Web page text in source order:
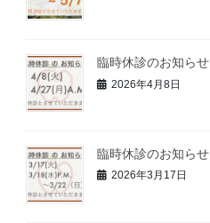
臨時休診のお知らせ
2026年4月8日
臨時休診のお知らせ
2026年3月17日